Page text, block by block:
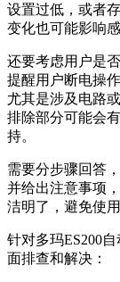
设置过低，或者
变化也可能影响
还要考虑用户是
提醒用户断电操
尤其是涉及电路
排除部分可能会
持。
需要分步骤回答
并给出注意事项
洁明了，避免使
针对多玛ES200
面排查和解决：